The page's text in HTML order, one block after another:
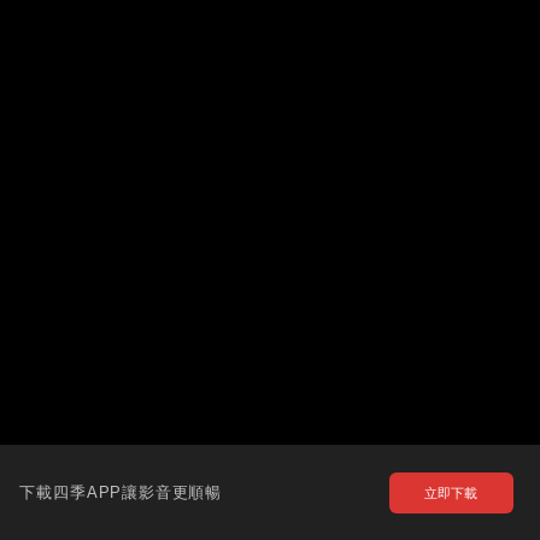
下載四季APP讓影音更順暢 立即下載